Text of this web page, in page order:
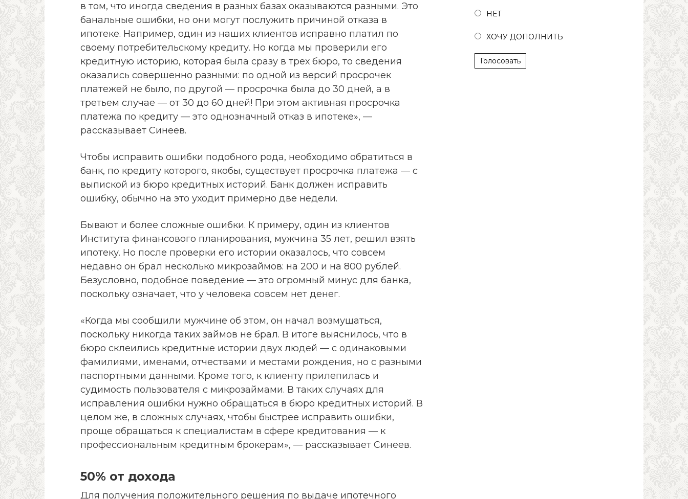
в том, что иногда сведения в разных базах оказываются разными. Это
банальные ошибки, но они могут послужить причиной отказа в
ипотеке. Например, один из наших клиентов исправно платил по
своему потребительскому кредиту. Но когда мы проверили его
кредитную историю, которая была сразу в трех бюро, то сведения
оказались совершенно разными: по одной из версий просрочек
платежей не было, по другой — просрочка была до 30 дней, а в
третьем случае — от 30 до 60 дней! При этом активная просрочка
платежа по кредиту — это однозначный отказ в ипотеке», —
рассказывает Синеев.
Чтобы исправить ошибки подобного рода, необходимо обратиться в
банк, по кредиту которого, якобы, существует просрочка платежа — с
выпиской из бюро кредитных историй. Банк должен исправить
ошибку, обычно на это уходит примерно две недели.
Бывают и более сложные ошибки. К примеру, один из клиентов
Института финансового планирования, мужчина 35 лет, решил взять
ипотеку. Но после проверки его истории оказалось, что совсем
недавно он брал несколько микрозаймов: на 200 и на 800 рублей.
Безусловно, подобное поведение — это огромный минус для банка,
поскольку означает, что у человека совсем нет денег.
«Когда мы сообщили мужчине об этом, он начал возмущаться,
поскольку никогда таких займов не брал. В итоге выяснилось, что в
бюро склеились кредитные истории двух людей — с одинаковыми
фамилиями, именами, отчествами и местами рождения, но с разными
паспортными данными. Кроме того, к клиенту прилепилась и
судимость пользователя с микрозаймами. В таких случаях для
исправления ошибки нужно обращаться в бюро кредитных историй. В
целом же, в сложных случаях, чтобы быстрее исправить ошибки,
проще обращаться к специалистам в сфере кредитования — к
профессиональным кредитным брокерам», — рассказывает Синеев.
50% от дохода
Для получения положительного решения по выдаче ипотечного
НЕТ
ХОЧУ ДОПОЛНИТЬ
Голосовать